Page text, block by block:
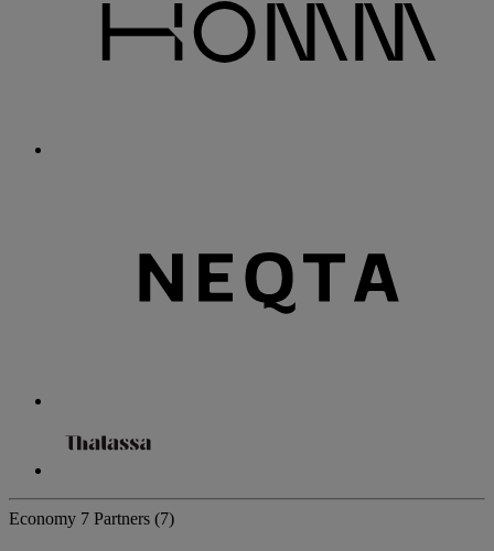
Economy 7 Partners (7)